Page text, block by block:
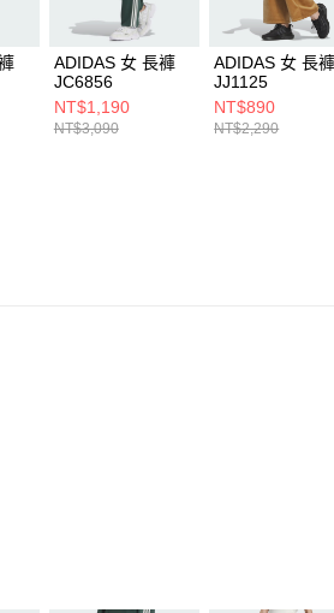
ADIDAS 女 長褲
JC6856
NT$1,190
NT$3,090
ADIDAS 女 長褲
JJ1125
NT$890
NT$2,290